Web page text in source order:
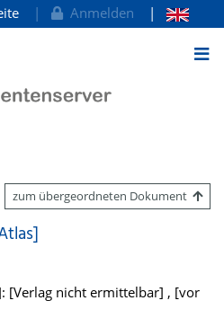
Anmelden
zum übergeordneten Dokument
[Verlag nicht ermittelbar] , [vor